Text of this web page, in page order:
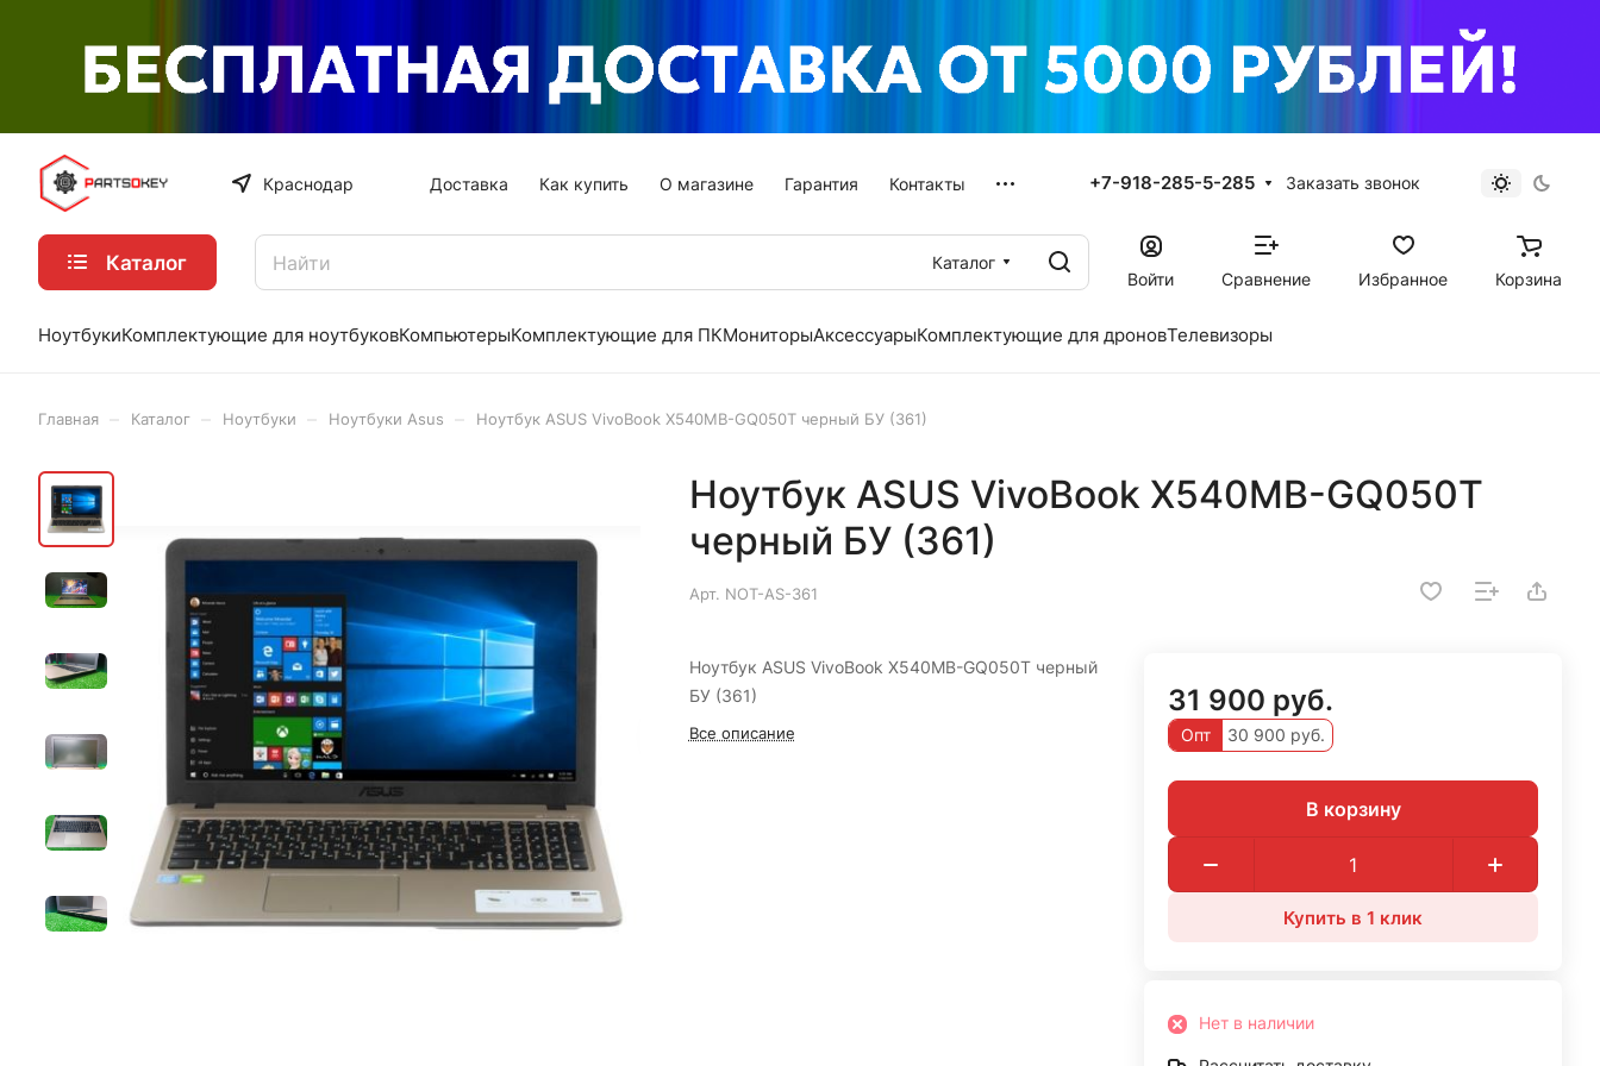
Краснодар Доставка Как купить О магазине Гарантия Контакты +7-918-285-5-285 Заказать звонок
Каталог
Каталог
Войти
Сравнение Избранное Корзина
НоутбукиКомплектующие для ноутбуковКомпьютерыКомплектующие для ПКМониторыАксессуарыКомплектующие для дроновТелевизоры
Главная Каталог Ноутбуки Ноутбуки Asus Ноутбук ASUS VivoBook X540MB-GQ050T черный БУ (361)
Ноутбук ASUS VivoBook X540MB-GQ050T
черный БУ (361)
Арт. NOT-AS-361
Ноутбук ASUS VivoBook X540MB-GQ050T черный
БУ (361)
Все описание
31 900 руб.
Опт 30 900 руб.
В корзину
Купить в 1 клик
Нет в наличии